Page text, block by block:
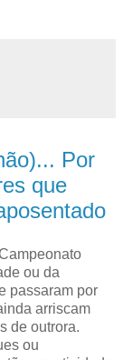
Por
que
ou da
passaram por
arriscam
de outrora.
ou